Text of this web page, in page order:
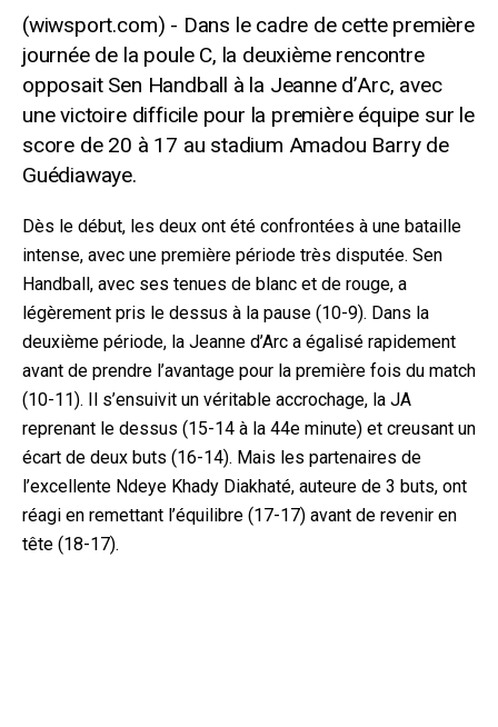
Dans le cadre de cette première
journée de la poule C, la deuxième rencontre
opposait Sen Handball à la Jeanne d’Arc, avec
une victoire difficile pour la première équipe sur le
score de 20 à 17 au stadium Amadou Barry de
Guédiawaye.
Dès le début, les deux ont été confrontées à une bataille
intense, avec une première période très disputée. Sen
Handball, avec ses tenues de blanc et de rouge, a
légèrement pris le dessus à la pause (10-9). Dans la
deuxième période, la Jeanne d’Arc a égalisé rapidement
avant de prendre l’avantage pour la première fois du match
(10-11). Il s’ensuivit un véritable accrochage, la JA
reprenant le dessus (15-14 à la 44e minute) et creusant un
écart de deux buts (16-14). Mais les partenaires de
l’excellente Ndeye Khady Diakhaté, auteure de 3 buts, ont
réagi en remettant l’équilibre (17-17) avant de revenir en
tête (18-17).